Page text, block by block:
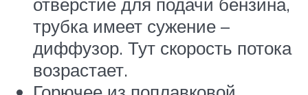
трубка имеет сужение –
диффузор. Тут скорость потока
возрастает.